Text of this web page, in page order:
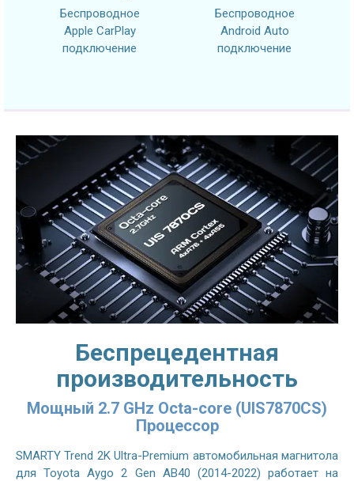
Беспроводное
Apple CarPlay
подключение
Беспроводное
Android Auto
подключение
Беспрецедентная
производительность
Мощный 2.7 GHz Octa-core (UIS7870CS)
Процессор
SMARTY Trend 2K Ultra-Premium автомобильная магнитола
для Toyota Aygo 2 Gen AB40 (2014-2022) работает на